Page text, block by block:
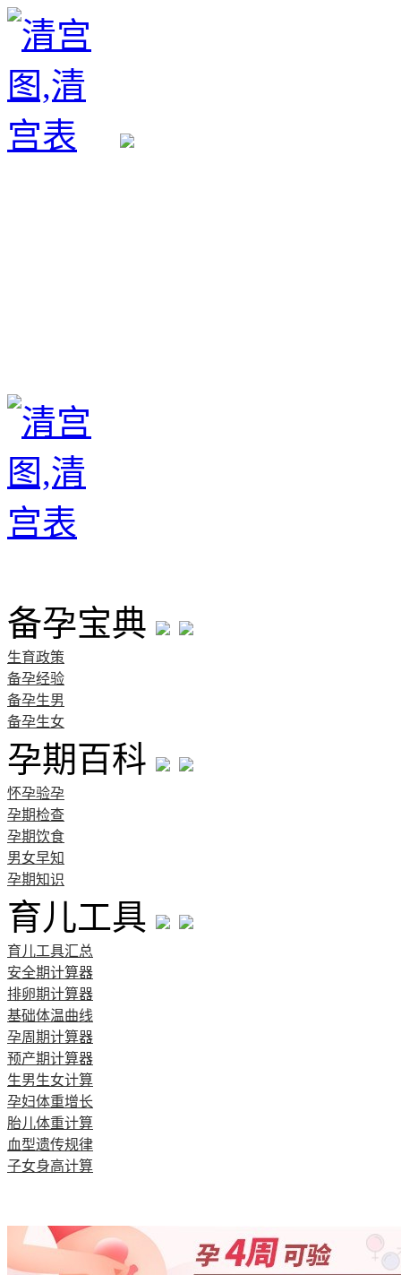
备孕宝典
生育政策
备孕经验
备孕生男
备孕生女
孕期百科
怀孕验孕
孕期检查
孕期饮食
男女早知
孕期知识
育儿工具
育儿工具汇总
安全期计算器
排卵期计算器
基础体温曲线
孕周期计算器
预产期计算器
生男生女计算
孕妇体重增长
胎儿体重计算
血型遗传规律
子女身高计算